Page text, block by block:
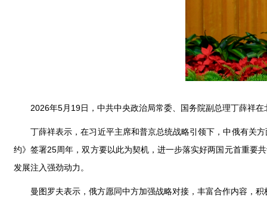
2026年5月19日，中共中央政治局常委、国务院副总理丁薛祥
丁薛祥表示，在习近平主席和普京总统战略引领下，中俄有关
约》签署25周年，双方要以此为契机，进一步落实好两国元首重要
发展注入强劲动力。
曼图罗夫表示，俄方愿同中方加强战略对接，丰富合作内容，